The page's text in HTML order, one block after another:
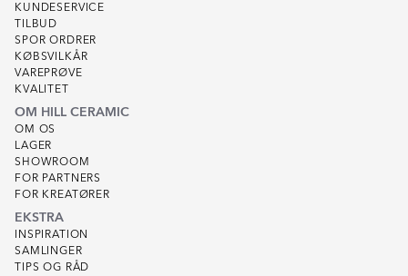
KUNDESERVICE
TILBUD
SPOR ORDRER
KØBSVILKÅR
VAREPRØVE
KVALITET
OM HILL CERAMIC
OM OS
LAGER
SHOWROOM
FOR PARTNERS
FOR KREATØRER
EKSTRA
INSPIRATION
SAMLINGER
TIPS OG RÅD